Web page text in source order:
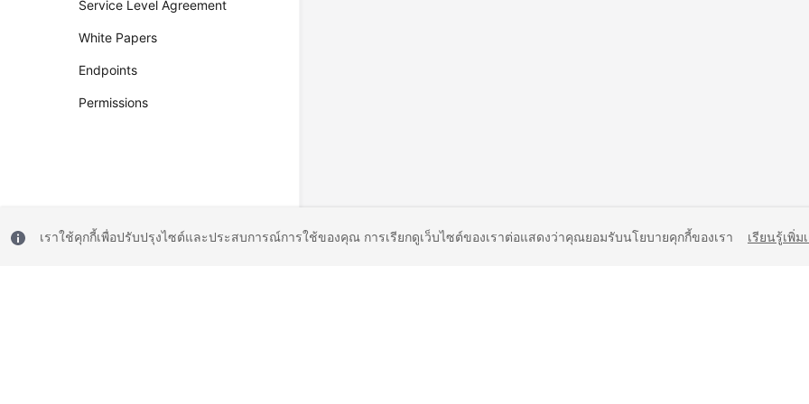
Service Level Agreement
White Papers
Endpoints
Permissions
เราใช้คุกกี้เพื่อปรับปรุงไซต์และประสบการณ์การใช้ของคุณ การเรียกดูเว็บไซต์ของเราต่อแสดงว่าคุณยอมรับนโยบายคุกกี้ของเรา เรียนรู้เพิ่ม